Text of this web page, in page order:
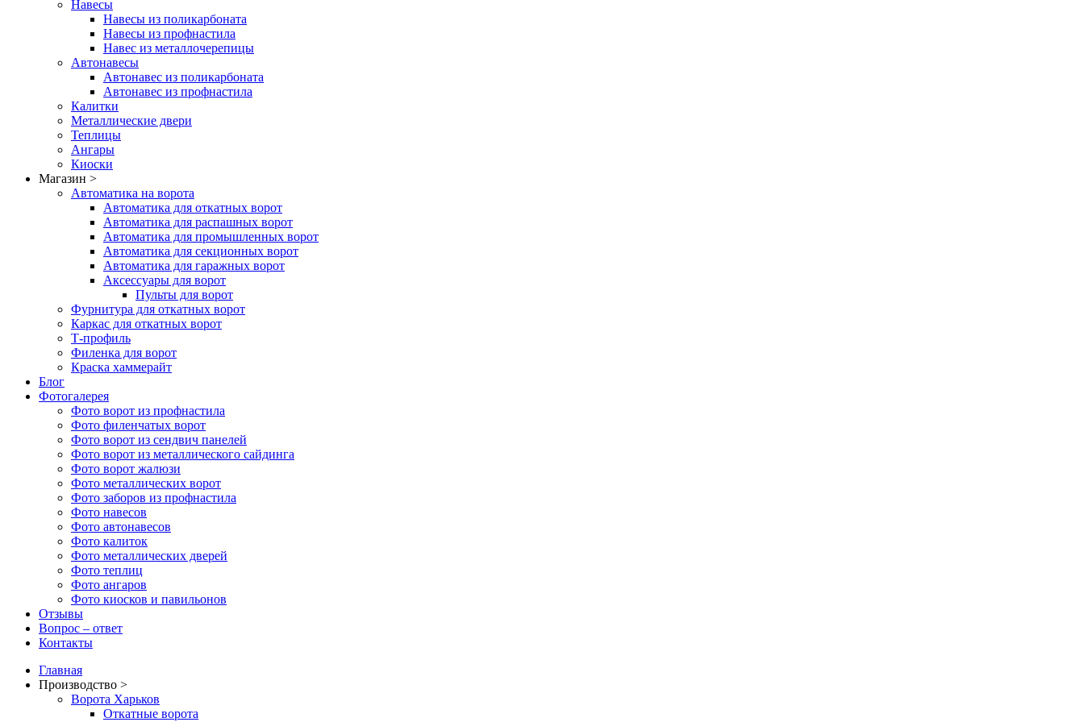
Навесы
Навесы из поликарбоната
Навесы из профнастила
Навес из металлочерепицы
Автонавесы
Автонавес из поликарбоната
Автонавес из профнастила
Калитки
Металлические двери
Теплицы
Ангары
Киоски
Магазин >
Автоматика на ворота
Автоматика для откатных ворот
Автоматика для распашных ворот
Автоматика для промышленных ворот
Автоматика для секционных ворот
Автоматика для гаражных ворот
Аксессуары для ворот
Пульты для ворот
Фурнитура для откатных ворот
Каркас для откатных ворот
Т-профиль
Филенка для ворот
Краска хаммерайт
Блог
Фотогалерея
Фото ворот из профнастила
Фото филенчатых ворот
Фото ворот из сендвич панелей
Фото ворот из металлического сайдинга
Фото ворот жалюзи
Фото металлических ворот
Фото заборов из профнастила
Фото навесов
Фото автонавесов
Фото калиток
Фото металлических дверей
Фото теплиц
Фото ангаров
Фото киосков и павильонов
Отзывы
Вопрос – ответ
Контакты
Главная
Производство >
Ворота Харьков
Откатные ворота